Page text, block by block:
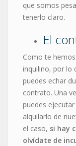
que somos
tenerlo claro.
El
Como te
inquilino, por lo
puedes echar
contrato. Una
puedes
alquilarlo de
el caso, si hay
olvídate de